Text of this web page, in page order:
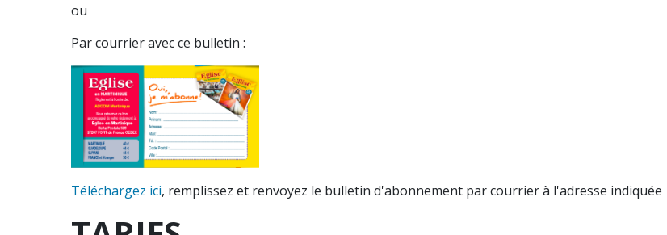
ou
Par courrier avec ce bulletin :
Téléchargez ici, remplissez et renvoyez le bulletin d'abonnement par courrier à l'adresse indiquée